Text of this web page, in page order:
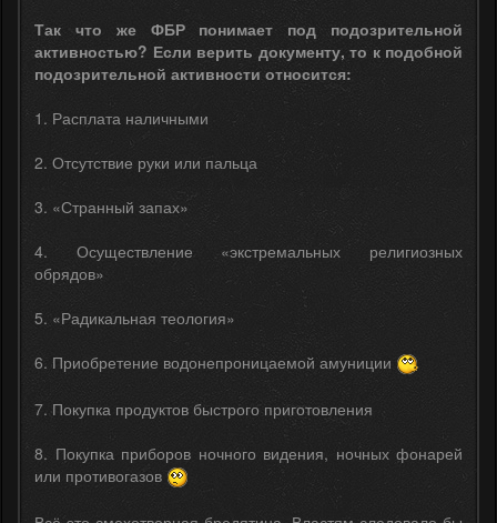
Так что же ФБР понимает под подозрительной
активностью? Если верить документу, то к подобной
подозрительной активности относится:
1. Расплата наличными
2. Отсутствие руки или пальца
3. «Странный запах»
4. Осуществление «экстремальных религиозных
обрядов»
5. «Радикальная теология»
6. Приобретение водонепроницаемой амуниции
7. Покупка продуктов быстрого приготовления
8. Покупка приборов ночного видения, ночных фонарей
или противогазов